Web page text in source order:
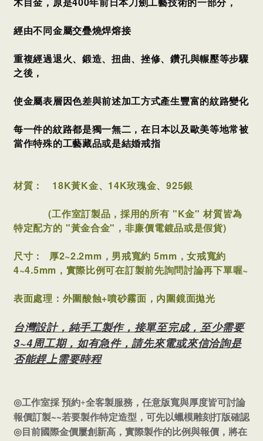
經由不同金屬交疊燒焊熔接
重複經過退火、鍛造、扭曲、挫修、鑽孔與輾壓等步驟
之後，
使金屬表層因色差與前述加工方式產生豐富的紋路變化
每一件的紋路都是獨一無二，在日本以及歐美等地常被
當作特殊的工藝藏品或是結婚戒指
材質： 18K黃K金、14K玫瑰金、925銀
(工作室訂製品，採用的所有 "K金" 材質皆為
特定配方的 "黃金合金"，非廉價電鍍品或是假貨)
尺寸： 厚2~2.2mm，男戒寬約 5mm，女戒寬約
4~4.5mm ，實際比例可在訂製前先詢問討論再下單喔~
表面處理：外圍酸蝕+噴砂霧面，內圍鏡面拋光
台灣設計，純手工製作，接單至完成，至少需要
3~4周工期，如有急件，請先來電或來信洽詢是
否能趕上需要時程
◎工作室採 預約+全客製服務，任意版寬與厚度皆可討論
報價訂製~~若要製作特定造型，可先以蠟模雕刻打版確認
◎ 目前國際金價屢創新高，實際製作的比例與報價，將在